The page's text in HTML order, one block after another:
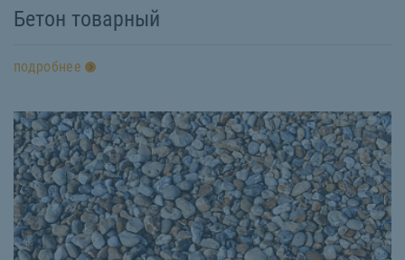
Бетон товарный
подробнее